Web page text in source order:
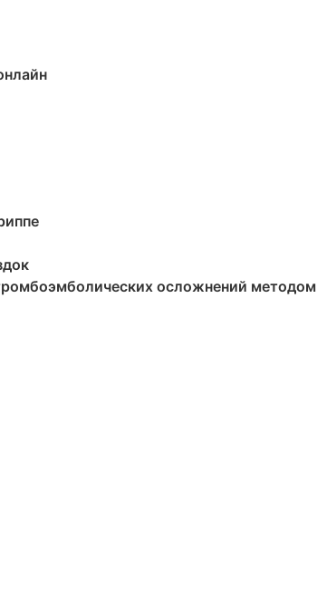
осложнений методом